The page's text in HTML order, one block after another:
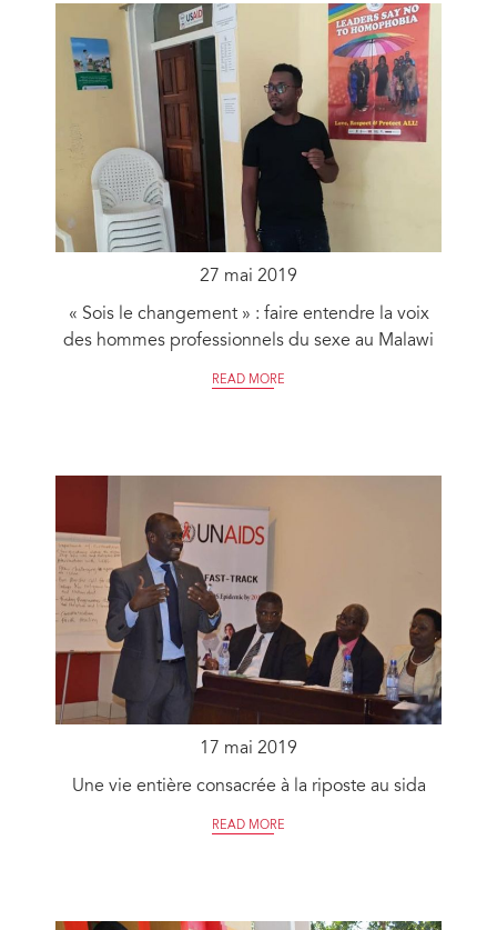
27 mai 2019
« Sois le changement » : faire entendre la voix
des hommes professionnels du sexe au Malawi
READ MORE
17 mai 2019
Une vie entière consacrée à la riposte au sida
READ MORE